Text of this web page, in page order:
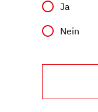
Ja
Nein